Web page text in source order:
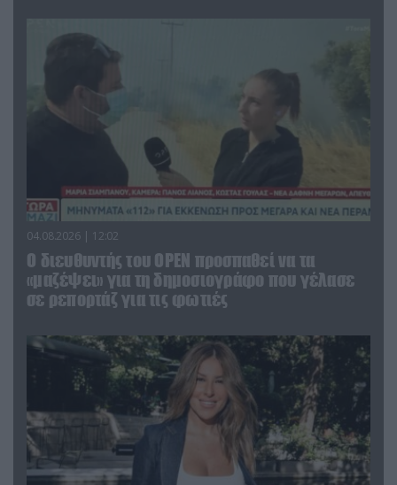
04.08.2026 | 12:02
O διευθυντής του OPEN προσπαθεί να τα
«μαζέψει» για τη δημοσιογράφο που γέλασε
σε ρεπορτάζ για τις φωτιές